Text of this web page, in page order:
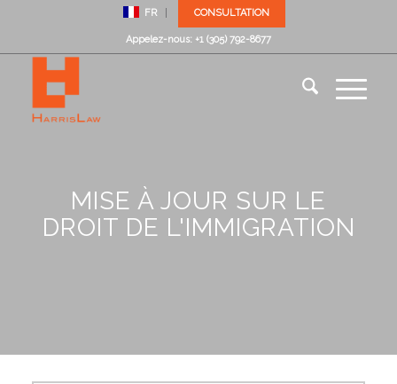
FR CONSULTATION
Appelez-nous: +1 (305) 792-8677
MISE À JOUR SUR LE
DROIT DE L'IMMIGRATION